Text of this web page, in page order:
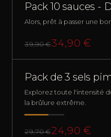
Pack 10 sauces -
Alors, prêt à passer une
39,90 €34,90 €
Pack de 3 sels
Explorez toute l'intensité
la brûlure extrême.
29,70 €24,90 €
PLUS QUE